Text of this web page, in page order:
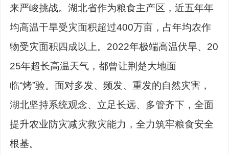
来严峻挑战。湖北省作为粮食主产区，近五年年
均高温干旱受灾面积超过400万亩，占年均农作
物受灾面积四成以上。2022年极端高温伏旱、20
25年超长高温天气，都曾让荆楚大地面
临“烤”验。面对多发、频发、重发的自然灾害，
湖北坚持系统观念、立足长远、多管齐下，全面
提升农业防灾减灾救灾能力，全力筑牢粮食安全
根基。